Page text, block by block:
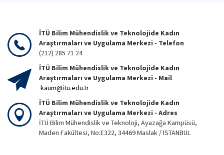
İTÜ Bilim Mühendislik ve Teknolojide Kadın
Araştırmaları ve Uygulama Merkezi - Telefon
(212) 285 71 24
İTÜ Bilim Mühendislik ve Teknolojide Kadın
Araştırmaları ve Uygulama Merkezi - Mail
kaum@itu.edu.tr
İTÜ Bilim Mühendislik ve Teknolojide Kadın
Araştırmaları ve Uygulama Merkezi - Adres
İTÜ Bilim Mühendislik ve Teknoloji, Ayazağa Kampüsü,
Maden Fakültesi, No:E322, 34469 Maslak / ISTANBUL